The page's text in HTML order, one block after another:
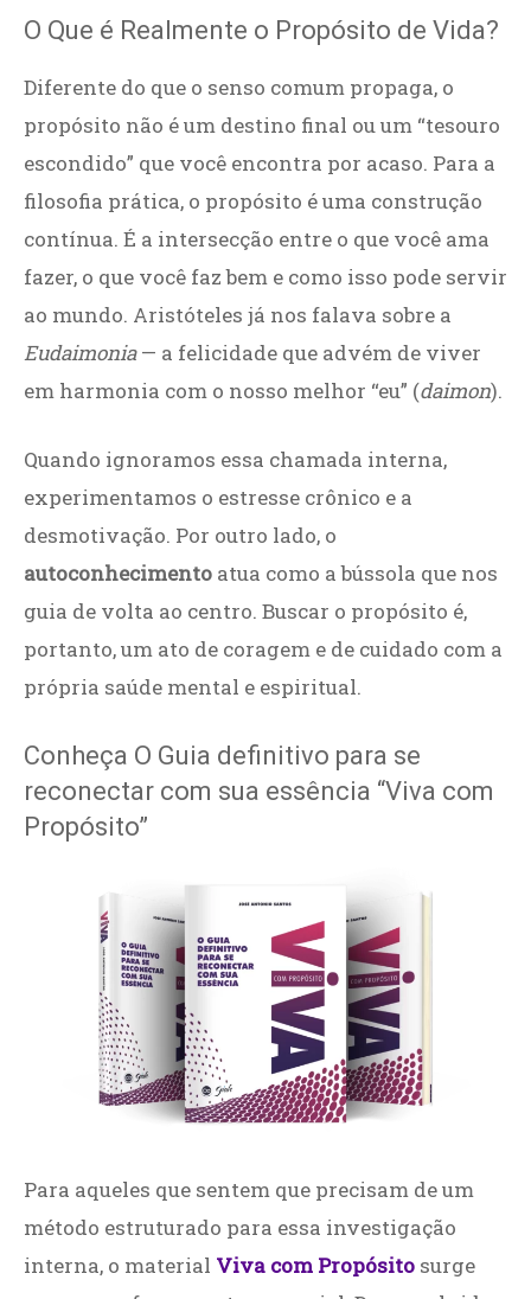
O Que é Realmente o Propósito de Vida?
Diferente do que o senso comum propaga, o
propósito não é um destino final ou um “tesouro
escondido” que você encontra por acaso. Para a
filosofia prática, o propósito é uma construção
contínua. É a intersecção entre o que você ama
fazer, o que você faz bem e como isso pode servir
ao mundo. Aristóteles já nos falava sobre a
Eudaimonia— a felicidade que advém de viver
em harmonia com o nosso melhor “eu” (daimon).
Quando ignoramos essa chamada interna,
experimentamos o estresse crônico e a
desmotivação. Por outro lado, o
autoconhecimento atua como a bússola que nos
guia de volta ao centro. Buscar o propósito é,
portanto, um ato de coragem e de cuidado com a
própria saúde mental e espiritual.
Conheça O Guia definitivo para se
reconectar com sua essência “Viva com
Propósito”
Para aqueles que sentem que precisam de um
método estruturado para essa investigação
interna, o material Viva com Propósito surge